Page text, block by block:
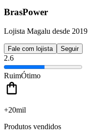
BrasPower
Lojista Magalu desde 2019
Fale com lojista Seguir
2.6
RuimÓtimo
+20mil
Produtos vendidos